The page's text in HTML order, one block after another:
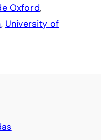
Oxford,
, University of